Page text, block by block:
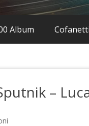
Album
–